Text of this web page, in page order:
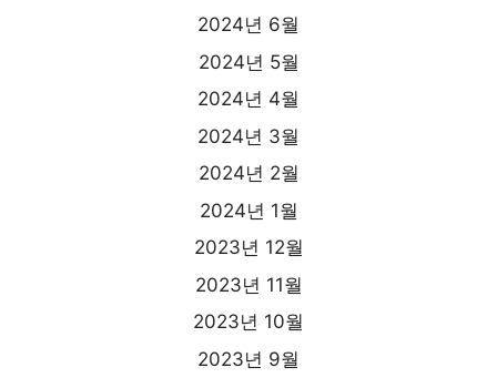
2024년 6월
2024년 5월
2024년 4월
2024년 3월
2024년 2월
2024년 1월
2023년 12월
2023년 11월
2023년 10월
2023년 9월